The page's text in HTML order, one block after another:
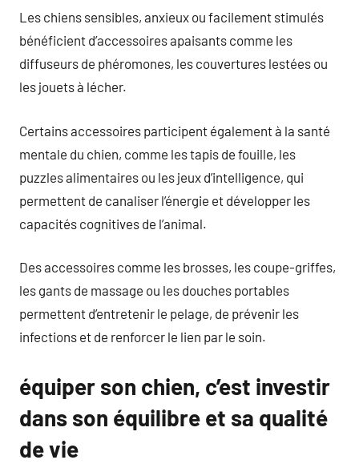
Les chiens sensibles, anxieux ou facilement stimulés
bénéficient d’accessoires apaisants comme les
diffuseurs de phéromones, les couvertures lestées ou
les jouets à lécher.
Certains accessoires participent également à la santé
mentale du chien, comme les tapis de fouille, les
puzzles alimentaires ou les jeux d’intelligence, qui
permettent de canaliser l’énergie et développer les
capacités cognitives de l’animal.
Des accessoires comme les brosses, les coupe-griffes,
les gants de massage ou les douches portables
permettent d’entretenir le pelage, de prévenir les
infections et de renforcer le lien par le soin.
équiper son chien, c’est investir
dans son équilibre et sa qualité
de vie